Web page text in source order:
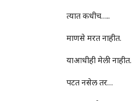
त्यात कधीच…..
माणसे मरत नाहीत.
याआधीही मेली नाहीत.
पटत नसेल तर…